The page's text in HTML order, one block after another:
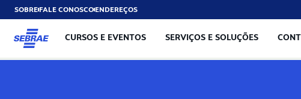
SOBREFALE CONOSCOENDEREÇOS
CURSOS E EVENTOS SERVIÇOS E SOLUÇÕES